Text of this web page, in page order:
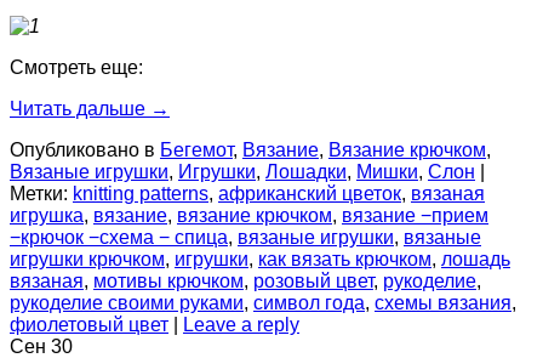
Смотреть еще:
Читать дальше →
Опубликовано в Бегемот, Вязание, Вязание крючком,
Вязаные игрушки, Игрушки, Лошадки, Мишки, Слон
Метки: knitting patterns, африканский цветок, вязаная
игрушка, вязание, вязание крючком, вязание −прием
−крючок −схема − спица, вязаные игрушки, вязаные
игрушки крючком, игрушки, как вязать крючком, лошадь
вязаная, мотивы крючком, розовый цвет, рукоделие,
рукоделие своими руками, символ года, схемы вязания,
фиолетовый цвет
Leave a reply
Сен 30